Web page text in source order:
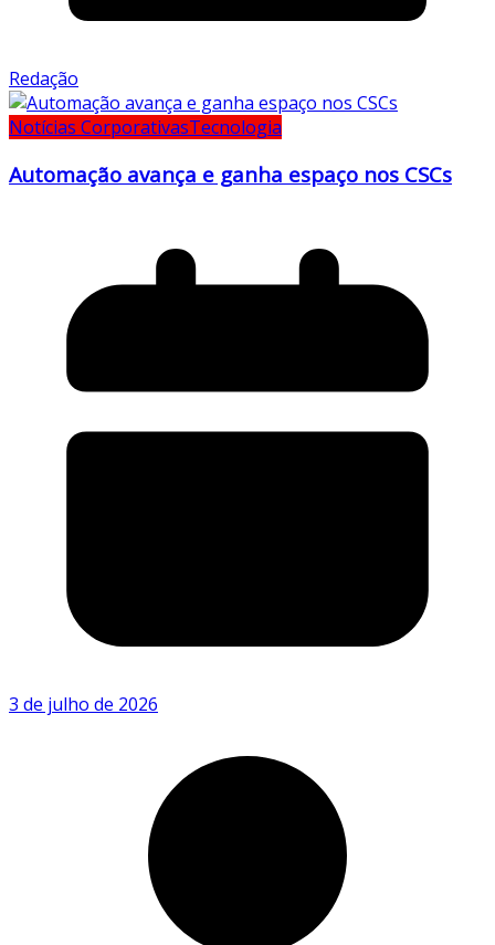
Redação
Notícias CorporativasTecnologia
Automação avança e ganha espaço nos CSCs
3 de julho de 2026